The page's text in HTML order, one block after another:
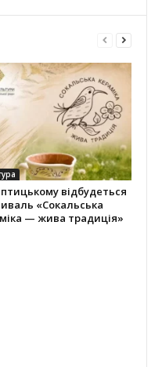
відбудеться
«Сокальська
— жива традиція»